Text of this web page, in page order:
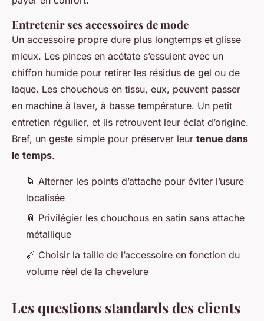
Entretenir ses accessoires de mode
Un accessoire propre dure plus longtemps et glisse
mieux. Les pinces en acétate s’essuient avec un
chiffon humide pour retirer les résidus de gel ou de
laque. Les chouchous en tissu, eux, peuvent passer
en machine à laver, à basse température. Un petit
entretien régulier, et ils retrouvent leur éclat d’origine.
Bref, un geste simple pour préserver leur tenue dans
le temps.
🌀 Alterner les points d’attache pour éviter l’usure
localisée
📎 Privilégier les chouchous en satin sans attache
métallique
📏 Choisir la taille de l’accessoire en fonction du
volume réel de la chevelure
Les questions standards des clients